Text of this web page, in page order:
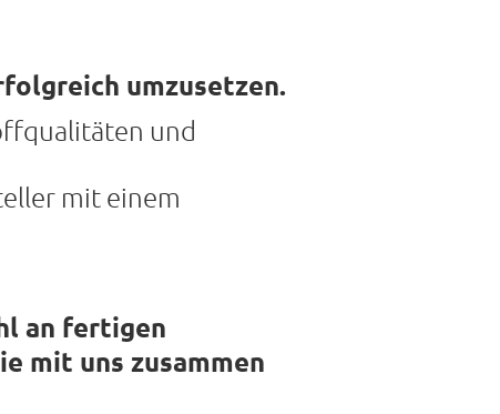
umzusetzen.
und
mit einem
an fertigen
mit uns zusammen